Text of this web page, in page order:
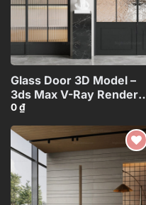
Glass Door 3D Model –
3ds Max V-Ray Render
High-Quality
Architectural Asset_2251
0₫
Add to
wishlist